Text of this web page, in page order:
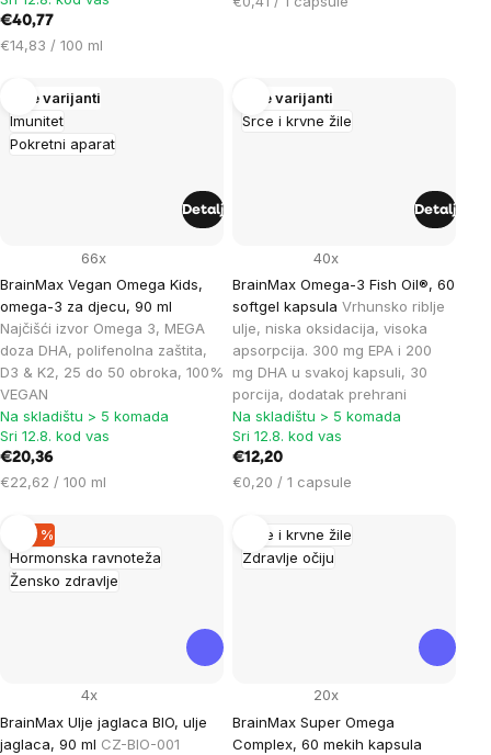
€40,77
Cijena
€14,83 / 100 ml
Imunitet
Pokretni aparat
Više varijanti
BrainMax Vegan Omega Kids,
omega-3 za djecu, 90 ml
Najčišći izvor Omega 3, MEGA
doza DHA, polifenolna zaštita,
D3 & K2, 25 do 50 obroka, 100%
VEGAN
66x
Na skladištu > 5 komada
Sri 12.8. kod vas
€20,36
Cijena
€22,62 / 100 ml
Detalj
Srce i krvne žile
Više varijanti
BrainMax Omega-3 Fish Oil®, 60
softgel kapsula Vrhunsko riblje
ulje, niska oksidacija, visoka
apsorpcija. 300 mg EPA i 200
mg DHA u svakoj kapsuli, 30
porcija, dodatak prehrani
40x
Na skladištu > 5 komada
Sri 12.8. kod vas
€12,20
Cijena
€0,20 / 1 capsule
Detalj
Hormonska ravnoteža
Žensko zdravlje
–20 %
BrainMax Ulje jaglaca BIO, ulje
jaglaca, 90 ml CZ-BIO-001
4x
Srce i krvne žile
Zdravlje očiju
BrainMax Super Omega
Complex, 60 mekih kapsula
20x